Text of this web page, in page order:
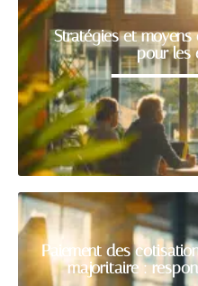
Stratégies et
pour les
Paiement des
majoritaire :